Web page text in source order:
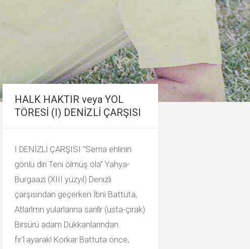
HALK HAKTIR veya YOL
TÖRESİ (I) DENİZLİ ÇARŞISI
I DENİZLİ ÇARŞISI "Sema ehlinin
gönlü diri Teni ölmüş ola" Yahya-
Burgaazi (XIII yüzyıl) Denizli
çarşısından geçerken İbni Battuta,
Atlarlmn yularlarına sarıllr (usta-çırak)
Birsürü adam Dükkanlarından
fır1ayarak! Korkar Battuta önce,